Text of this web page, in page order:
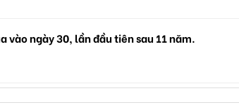
vào ngày 30, lần đầu tiên sau 11 năm.